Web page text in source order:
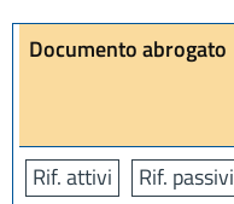
Documento abrogato
Rif. attivi Rif. passivi